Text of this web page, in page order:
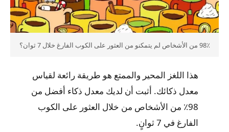
98٪ من الأشخاص لم يتمكنو من العثور على الكوب الفارغ خلال 7 ثوان؟
هذا اللغز المحير والممتع هو طريقة رائعة لقياس
معدل ذكائك. أثبت أن لديك معدل ذكاء أفضل من
98٪ من الأشخاص من خلال العثور على الكوب
الفارغ في 7 ثوانٍ.